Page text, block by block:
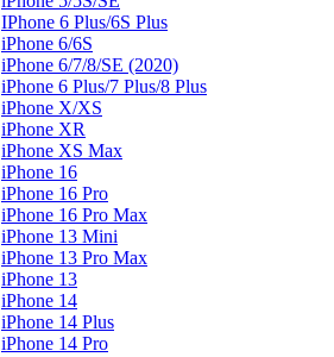
IPhone 6 Plus/6S Plus
iPhone 6/6S
iPhone 6/7/8/SE (2020)
iPhone 6 Plus/7 Plus/8 Plus
iPhone X/XS
iPhone XR
iPhone XS Max
iPhone 16
iPhone 16 Pro
iPhone 16 Pro Max
iPhone 13 Mini
iPhone 13 Pro Max
iPhone 13
iPhone 14
iPhone 14 Plus
iPhone 14 Pro